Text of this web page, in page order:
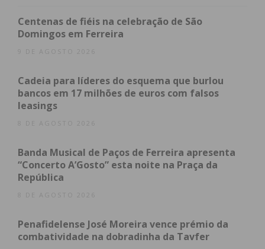
Imediato
Assine nossa newsletter por e-mail e
Centenas de fiéis na celebração de São
Domingos em Ferreira
9 DE AGOSTO 2026
Cadeia para líderes do esquema que burlou
bancos em 17 milhões de euros com falsos
leasings
8 DE AGOSTO 2026
Banda Musical de Paços de Ferreira apresenta
“Concerto A’Gosto” esta noite na Praça da
República
8 DE AGOSTO 2026
Penafidelense José Moreira vence prémio da
combatividade na dobradinha da Tavfer